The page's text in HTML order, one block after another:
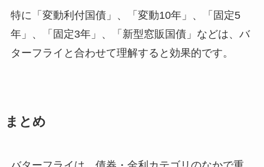
特に「変動利付国債」、「変動10年」、「固定5
年」、「固定3年」、「新型窓販国債」などは、バ
ターフライと合わせて理解すると効果的です。
まとめ